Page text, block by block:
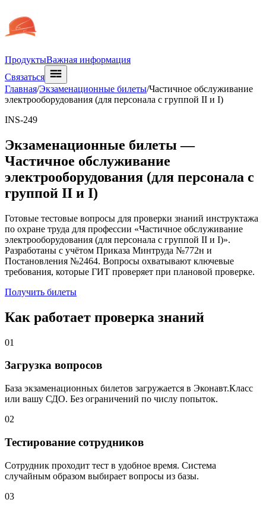
ПродуктыВажная информация
Связаться
Главная/Экзаменационные билеты/Частичное обслуживание
электрооборудования (для персонала с группой II и I)
INS-249
Экзаменационные билеты —
Частичное обслуживание
электрооборудования (для персонала с
группой II и I)
Готовые тестовые вопросы для проверки знаний инструктажа
по охране труда для профессии «Частичное обслуживание
электрооборудования (для персонала с группой II и I)».
Разработаны с учётом Приказа Минтруда №772н и
Постановления №2464. Вопросы охватывают ключевые
требования, которые ГИТ проверяет при плановой проверке.
Получить билеты
Как работает проверка знаний
01
Загрузка вопросов
База экзаменационных билетов загружается в Эконавт.Класс
или вашу СДО. Без ограничений по числу попыток.
02
Тестирование сотрудников
Сотрудник проходит тест в удобное время. Система
случайным образом выбирает вопросы из базы.
03